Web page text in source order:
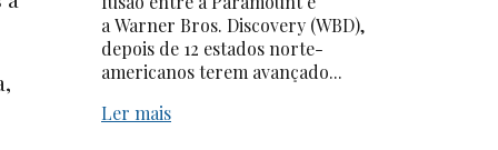
a Warner Bros. Discovery (WBD),
depois de 12 estados norte-
americanos terem avançado...
Ler mais